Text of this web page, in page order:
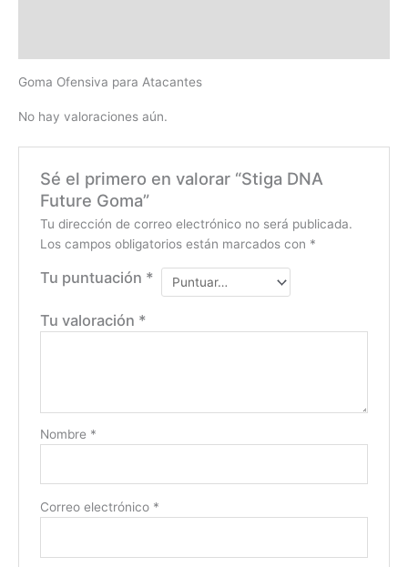
Goma Ofensiva para Atacantes
No hay valoraciones aún.
Sé el primero en valorar “Stiga DNA
Future Goma”
Tu dirección de correo electrónico no será publicada.
Los campos obligatorios están marcados con *
Tu puntuación *
Tu valoración *
Nombre *
Correo electrónico *